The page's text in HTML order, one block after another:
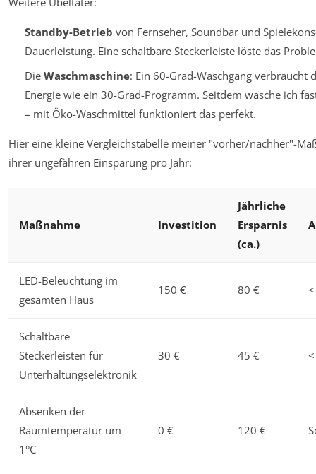
Standby-Betrieb von Fernseher, Soundbar und
Dauerleistung. Eine schaltbare Steckerleiste löste das
Die Waschmaschine: Ein 60-Grad-Waschgang verbraucht
Energie wie ein 30-Grad-Programm. Seitdem wasche ich
– mit Öko-Waschmittel funktioniert das perfekt.
Hier eine kleine Vergleichstabelle meiner "vorher/nachher"-
ihrer ungefähren Einsparung pro Jahr:
Maßnahme Investition
Jährliche
Ersparnis
(ca.)
LED-Beleuchtung im
gesamten Haus
150 € 80 €
Schaltbare
Steckerleisten für
Unterhaltungselektronik
30 € 45 €
Absenken der
Raumtemperatur um
1°C
0 € 120 €